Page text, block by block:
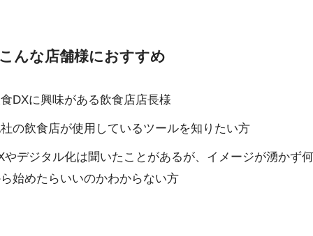
んな店舗様におすすめ
DXに興味がある飲食店店長様
の飲食店が使用しているツールを知りたい方
やデジタル化は聞いたことがあるが、イメージが湧かず何
始めたらいいのかわからない方